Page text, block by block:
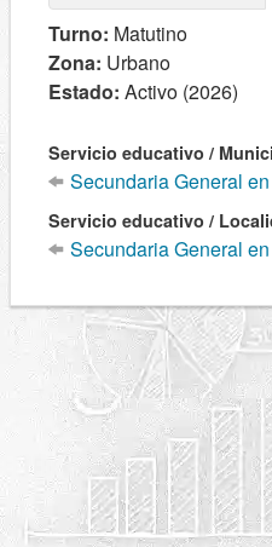
Turno: Matutino
Zona: Urbano
Estado: Activo (2026)
Servicio educativo /
Secundaria General
Servicio educativo /
Secundaria General